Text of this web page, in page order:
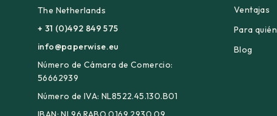
The Netherlands
+ 31 (0)492 849 575
info@paperwise.eu
Número de Cámara de Comercio:
56662939
Número de IVA: NL8522.45.130.B01
Ventajas
Para quién
Blog